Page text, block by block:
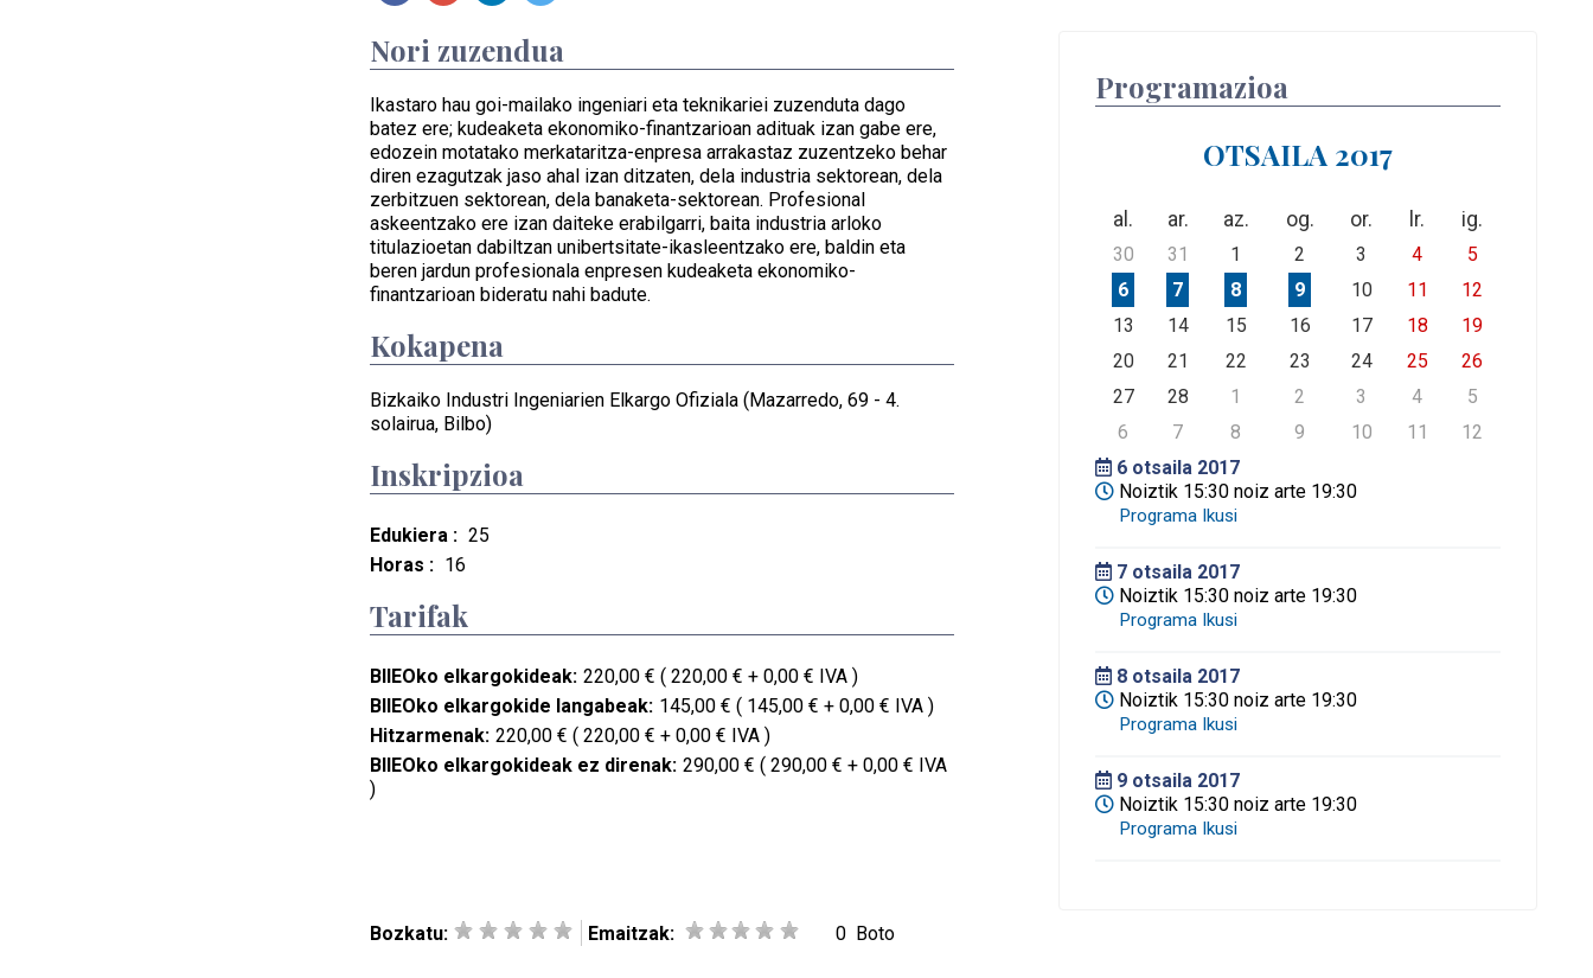
Nori zuzendua
Ikastaro hau goi-mailako ingeniari eta teknikariei zuzenduta dago
batez ere; kudeaketa ekonomiko-finantzarioan adituak izan gabe ere,
edozein motatako merkataritza-enpresa arrakastaz zuzentzeko behar
diren ezagutzak jaso ahal izan ditzaten, dela industria sektorean, dela
zerbitzuen sektorean, dela banaketa-sektorean. Profesional
askeentzako ere izan daiteke erabilgarri, baita industria arloko
titulazioetan dabiltzan unibertsitate-ikasleentzako ere, baldin eta
beren jardun profesionala enpresen kudeaketa ekonomiko-
finantzarioan bideratu nahi badute.
Kokapena
Bizkaiko Industri Ingeniarien Elkargo Ofiziala (Mazarredo, 69 - 4.
solairua, Bilbo)
Programazioa
OTSAILA 2017
al. ar. az. og. or. lr. ig.
30 31 1 2 3 4
5
6
7 8 9 10 11
12
13
14 15 16 17 18
19
20
21 22 23 24 25
26
27
28 1 2 3 4
5
6
7 8 9 10 11
12
6 otsaila 2017
Noiztik 15:30 noiz arte 19:30
7 otsaila 2017
Noiztik 15:30 noiz arte 19:30
8 otsaila 2017
Noiztik 15:30 noiz arte 19:30
9 otsaila 2017
Noiztik 15:30 noiz arte 19:30
Inskripzioa
Edukiera : 25
Horas : 16
Tarifak
BIIEOko elkargokideak: 220,00 € ( 220,00 € + 0,00 € IVA )
BIIEOko elkargokide langabeak: 145,00 € ( 145,00 € + 0,00 € IVA )
Hitzarmenak: 220,00 € ( 220,00 € + 0,00 € IVA )
BIIEOko elkargokideak ez direnak: 290,00 € ( 290,00 € + 0,00 € IVA
)
Bozkatu: Emaitzak: 0 Boto